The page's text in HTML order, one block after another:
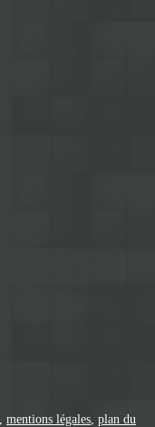
mentions légales plan du